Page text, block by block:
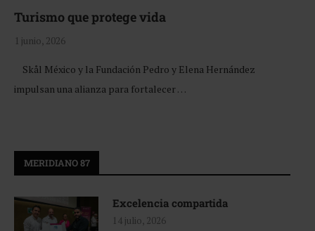
Turismo que protege vida
1 junio, 2026
Skål México y la Fundación Pedro y Elena Hernández
impulsan una alianza para fortalecer …
MERIDIANO 87
Excelencia compartida
14 julio, 2026